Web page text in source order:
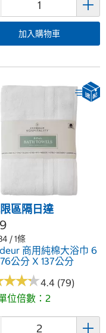
加入購物車
區隔日達
/ 1條
商用純棉大浴巾 6
公分 X 137公分
★★★
★★★4.4 (79)
位倍數：2